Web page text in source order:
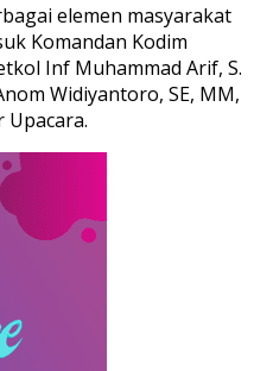
elemen masyarakat
Komandan Kodim
Inf Muhammad Arif, S.
Widiyantoro, SE, MM,